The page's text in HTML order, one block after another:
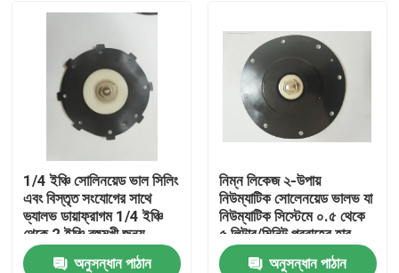
1/4 ইঞ্চি সোলিনয়েড ভাল সিলিং
এবং বিস্তৃত সংযোগের সাথে
ভ্যালভ ডায়াফ্রাগম 1/4 ইঞ্চি
থেকে 2 ইঞ্চি বহুমুখী জন্য
আকারের পরিসীমা
অনুসন্ধান পাঠান
নিম্ন লিকেজ ২-উপায়
নিউম্যাটিক সোলেনয়েড ভালভ যা
নিউম্যাটিক সিস্টেমে ০.৫ থেকে
৫ লিটার/মিনিট প্রবাহের হার
প্রদান করে
অনুসন্ধান পাঠান